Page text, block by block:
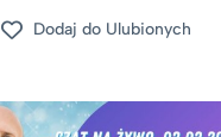
Dodaj do Ulubionych